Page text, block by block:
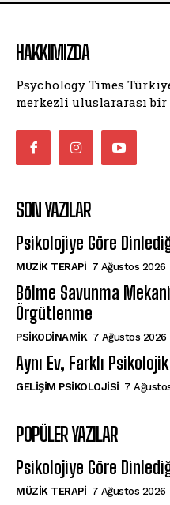
HAKKIMIZDA
Psychology Times
merkezli uluslararası
SON YAZILAR
Psikolojiye Göre
MÜZIK TERAPI 7 Ağustos 2026
Bölme Savunma
Örgütlenme
PSIKODINAMIK 7 Ağustos 2026
Aynı Ev, Farklı
GELIŞIM PSIKOLOJISI 7
POPÜLER YAZILAR
Psikolojiye Göre
MÜZIK TERAPI 7 Ağustos 2026